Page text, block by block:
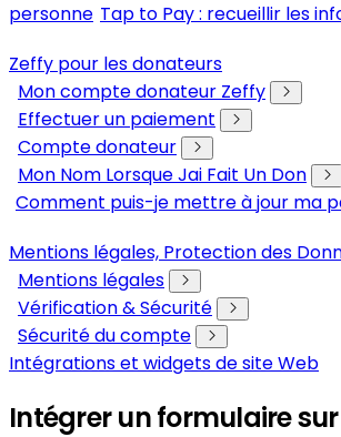
personne Tap to Pay : recueillir les
Zeffy pour les donateurs
Mon compte donateur Zeffy
Effectuer un paiement
Compte donateur
Mon Nom Lorsque Jai Fait Un Don
Comment puis-je mettre à jour ma
Mentions légales, Protection des
Mentions légales
Vérification & Sécurité
Sécurité du compte
Intégrations et widgets de site Web
Intégrer un formulaire